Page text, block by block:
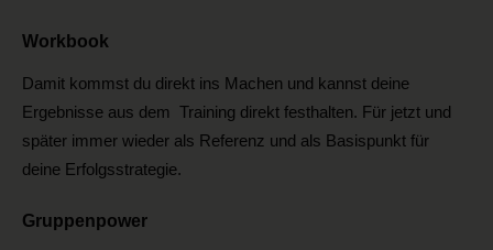
Workbook
Damit kommst du direkt ins Machen und kannst deine
Ergebnisse aus dem Training direkt festhalten. Für jetzt und
später immer wieder als Referenz und als Basispunkt für
deine Erfolgsstrategie.
Gruppenpower